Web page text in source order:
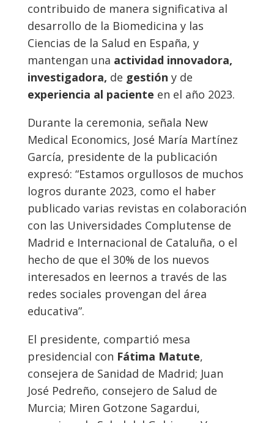
contribuido de manera significativa al
desarrollo de la Biomedicina y las
Ciencias de la Salud en España, y
mantengan una actividad innovadora,
investigadora, de gestión y de
experiencia al paciente en el año 2023.
Durante la ceremonia, señala New
Medical Economics, José María Martínez
García, presidente de la publicación
expresó: “Estamos orgullosos de muchos
logros durante 2023, como el haber
publicado varias revistas en colaboración
con las Universidades Complutense de
Madrid e Internacional de Cataluña, o el
hecho de que el 30% de los nuevos
interesados en leernos a través de las
redes sociales provengan del área
educativa”.
El presidente, compartió mesa
presidencial con Fátima Matute,
consejera de Sanidad de Madrid; Juan
José Pedreño, consejero de Salud de
Murcia; Miren Gotzone Sagardui,